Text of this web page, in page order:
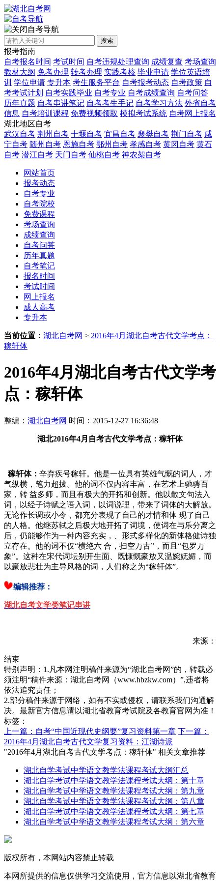
自考导航
搜索
报考指南
自考报名时间 考试时间 自考违规处理查询 成绩复查 考场查询
教材大纲 免考办理 转考办理 实践考核 毕业申请 学位英语培
训 学位申请 专升本 考生服务平台 自考报考动态 自考政策 自
考考试计划 自考实践毕业 自考专业 自考成绩查询 自考问答
历年真题 自考串讲笔记 自考考生手记 自考学习方法 外省自考
信息 自考培训课程 免费视频领取 模拟考试系统 自考网上报名
湖北地区自考
武汉自考 荆州自考 十堰自考 宜昌自考 襄樊自考 荆门自考 咸
宁自考 随州自考 恩施自考 鄂州自考 孝感自考 黄冈自考 黄石
自考 潜江自考 天门自考 仙桃自考 神农架自考
网站首页
报考动态
自考专业
自考院校
免费课程
考场查询
成绩查询
自考问答
历年真题
自考笔记
报名时间
考试时间
网上报名
成人高考
专升本
当前位置： 湖北自考网 > 2016年4月湖北自考古代文学考点：
稼轩体
2016年4月湖北自考古代文学考
点：稼轩体
整编： 湖北自考网 时间：2015-12-27 16:36:48
湖北2016年4月自考古代文学考点：稼轩体
稼轩体： 辛弃疾号稼轩。他是一位具有英雄气慨的词人，才
气纵横，笔力超拔。他的词不仅内容丰富，在艺术上驰骋百
家，转 益多师，而且有极大的开拓和创新。他以散文句法入
词，以经子诗赋之语入词，以词说理，带来了词体的大解放。
无论作长调或小令，都充分表现了自己的才情和体 现了自己
的人格。他继苏轼之后极大地开拓了词境，使词在与乐分离之
后，仍能够作为一种内容充实，、形式多样化的新体格健诗独
立存在。他的词不仅“横绝六 合，扫空万古”，而且“包罗万
象”。这种在宋代词坛别开生面、既慷慨豪放又温婉妩媚，而
以豪放悲壮为主导风格的词，人们称之为“稼轩体”。
编辑推荐：
湖北自考文学类笔记串讲
来源：
结束
特别声明：1.凡本网注明稿件来源为“湖北自考网”的，转载必
须注明“稿件来源：湖北自考网（www.hbzkw.com）”,违者将
依法追究责任；
2.部分稿件来源于网络，如有不实或侵权，请联系我们沟通解
决。最新官方信息请以湖北省教育考试院及各教育官网为准！
标签：
上一篇：自考“中国近现代史纲要”复习资料第一章 下一篇：
2016年4月湖北自考古代文学复习资料：江湖诗派
"2016年4月湖北自考古代文学考点：稼轩体" 相关文章推荐
湖北自学考试中学语文教学法课程考试大纲汇总
湖北自学考试中学语文教学法课程考试大纲：第十章
湖北自学考试中学语文教学法课程考试大纲：第九章
湖北自学考试中学语文教学法课程考试大纲：第八章
湖北自学考试中学语文教学法课程考试大纲：第七章
湖北自学考试中学语文教学法课程考试大纲：第六章
版权所有，本网站内容禁止转载
本网所提供的信息仅供学习交流使用，官方信息以湖北省教育